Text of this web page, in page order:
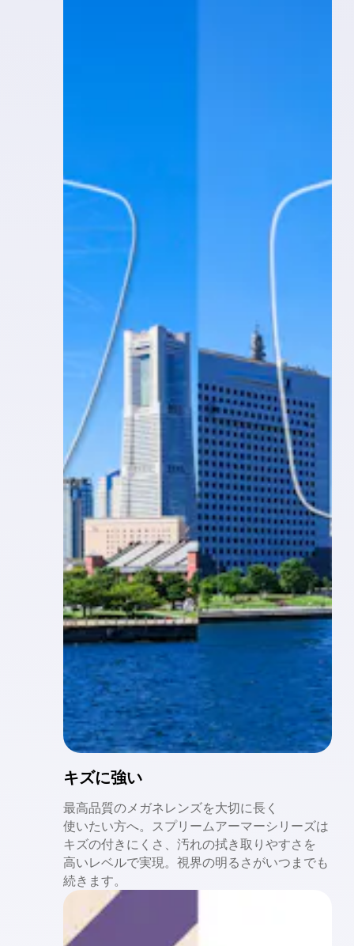
キズに強い
最高品質のメガネレンズを大切に長く
使いたい方へ。 スプリームアーマーシリーズは
キズの付きにくさ、 汚れの拭き取りやすさを
高いレベルで実現。 視界の明るさがいつまでも
続きます。